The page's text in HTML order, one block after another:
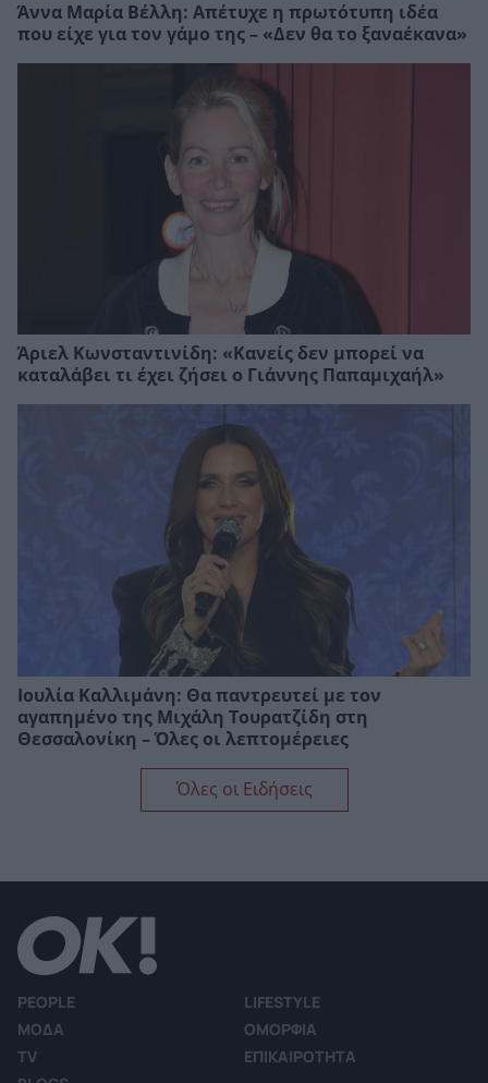
Άννα Μαρία Βέλλη: Απέτυχε η πρωτότυπη ιδέα
που είχε για τον γάμο της – «Δεν θα το ξαναέκανα»
Άριελ Κωνσταντινίδη: «Κανείς δεν μπορεί να
καταλάβει τι έχει ζήσει ο Γιάννης Παπαμιχαήλ»
Ιουλία Καλλιμάνη: Θα παντρευτεί με τον
αγαπημένο της Μιχάλη Τουρατζίδη στη
Θεσσαλονίκη – Όλες οι λεπτομέρειες
Όλες οι Ειδήσεις
PEOPLE
LIFESTYLE
ΜΟΔΑ
ΟΜΟΡΦΙΑ
TV
ΕΠΙΚΑΙΡΟΤΗΤΑ